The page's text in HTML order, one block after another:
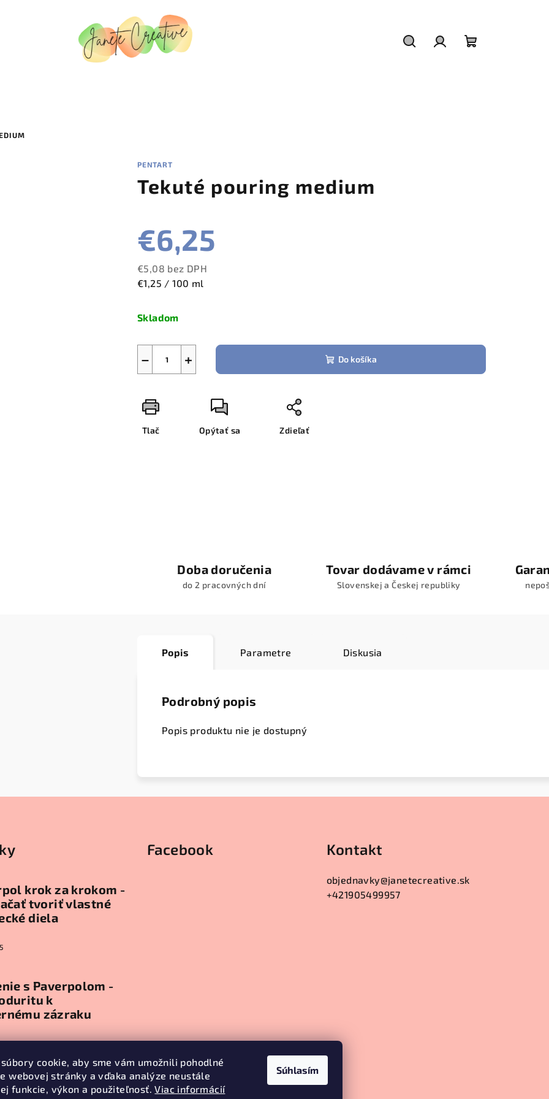
cookie, aby sme vám umožnili pohodlné
webovej stránky a vďaka analýze neustále
funkcie, výkon a použiteľnosť.Viac informácií
Súhlasím
PENTART
Tekuté pouring medium
€6,25
€5,08 bez DPH
Jednotková
€1,25 / 100 ml
Skladom
+
− Do košíka
Tlač Opýtať sa Zdieľať
Doba doručenia
do 2 pracovných dní
Tovar dodávame v rámci
Slovenskej a Českej republiky
Popis Parametre Diskusia
Podrobný popis
Popis produktu nie je dostupný
krok za krokom -
tvoriť vlastné
diela
s Paverpolom -
k
zázraku
Facebook Kontakt
objednavky@janetecreative.sk
+421905499957